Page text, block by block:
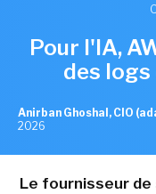
Pour l'IA,
des logs
Anirban Ghoshal, CIO
2026
Le fournisseur de